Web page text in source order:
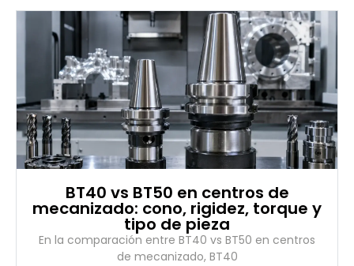
BT40 vs BT50 en centros de
mecanizado: cono, rigidez, torque y
tipo de pieza
En la comparación entre BT40 vs BT50 en centros
de mecanizado, BT40